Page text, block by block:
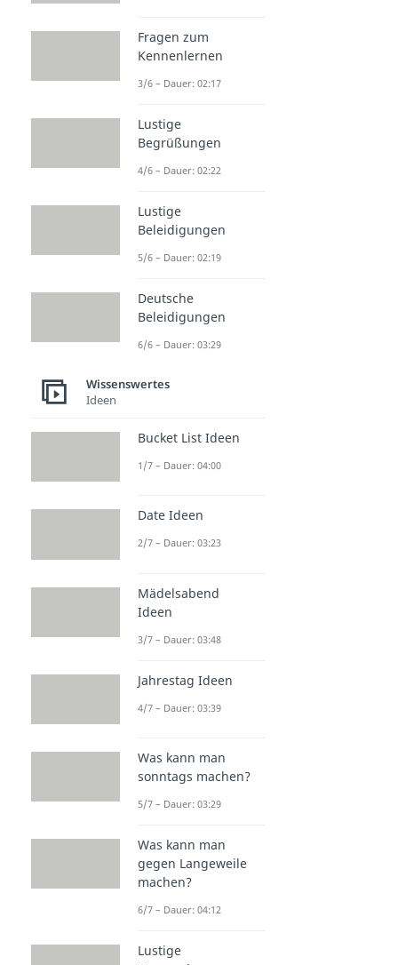
Fragen zum
Kennenlernen
3/6 – Dauer: 02:17
Lustige
Begrüßungen
4/6 – Dauer: 02:22
Lustige
Beleidigungen
5/6 – Dauer: 02:19
Deutsche
Beleidigungen
6/6 – Dauer: 03:29
Wissenswertes
Ideen
Bucket List Ideen
1/7 – Dauer: 04:00
Date Ideen
2/7 – Dauer: 03:23
Mädelsabend
Ideen
3/7 – Dauer: 03:48
Jahrestag Ideen
4/7 – Dauer: 03:39
Was kann man
sonntags machen?
5/7 – Dauer: 03:29
Was kann man
gegen Langeweile
machen?
6/7 – Dauer: 04:12
Lustige